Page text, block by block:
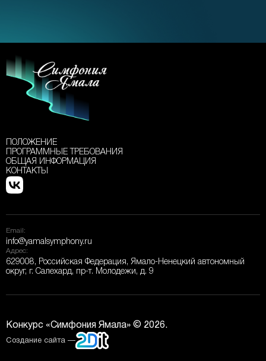
ПОЛОЖЕНИЕ
ПРОГРАММНЫЕ ТРЕБОВАНИЯ
ОБЩАЯ ИНФОРМАЦИЯ
КОНТАКТЫ
Email:
info@yamalsymphony.ru
Адрес:
629008, Российская Федерация, Ямало-Ненецкий автономный
округ, г. Салехард, пр-т. Молодежи, д. 9
Конкурс «Симфония Ямала» © 2026.
Создание сайта —